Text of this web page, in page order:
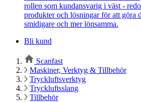
rollen som kundansvarig i väst -
produkter och lösningar för att göra
smidigare och mer lönsamma.
Bli kund
Scanfast
Maskiner, Verktyg & Tillbehör
Tryckluftsverktyg
Tryckluftsslang
Tillbehör